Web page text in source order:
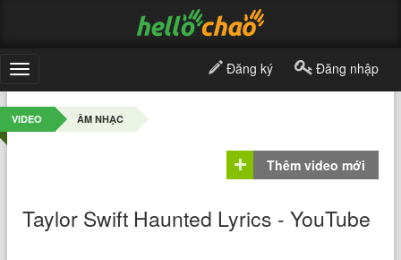
Toggle
navigation
Đăng ký Đăng nhập
VIDEO ÂM NHẠC
Thêm video mới
Taylor Swift Haunted Lyrics - YouTube